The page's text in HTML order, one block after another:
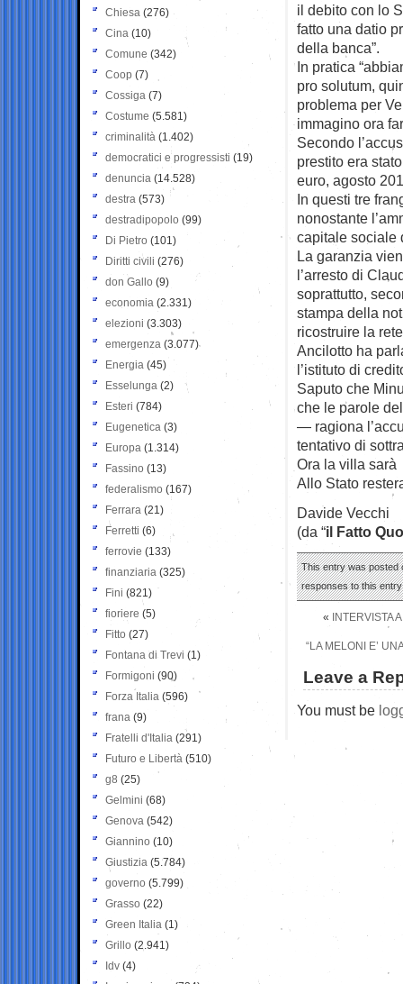
il debito con lo
fatto una datio
della banca”.
In pratica
pro solutum,
problema per
immagino ora
Secondo
prestito era
euro, agosto
In questi tre
nonostante
capitale sociale
La garanzia
l’arresto di
soprattutto,
stampa della
ricostruire la
Ancilotto ha
l’istituto di
Saputo che
che le parole
— ragiona
tentativo di
Ora la villa sarà
Allo Stato
Davide Vecchi
(da “il Fatto
This entry was posted
responses to this
« INTERVISTA
“LA MELONI E’
Leave a
You must be
Chiesa (276)
Cina (10)
Comune (342)
Coop (7)
Cossiga (7)
Costume (5.581)
criminalità (1.402)
democratici e progressisti (19)
denuncia (14.528)
destra (573)
destradipopolo (99)
Di Pietro (101)
Diritti civili (276)
don Gallo (9)
economia (2.331)
elezioni (3.303)
emergenza (3.077)
Energia (45)
Esselunga (2)
Esteri (784)
Eugenetica (3)
Europa (1.314)
Fassino (13)
federalismo (167)
Ferrara (21)
Ferretti (6)
ferrovie (133)
finanziaria (325)
Fini (821)
fioriere (5)
Fitto (27)
Fontana di Trevi (1)
Formigoni (90)
Forza Italia (596)
frana (9)
Fratelli d'Italia (291)
Futuro e Libertà (510)
g8 (25)
Gelmini (68)
Genova (542)
Giannino (10)
Giustizia (5.784)
governo (5.799)
Grasso (22)
Green Italia (1)
Grillo (2.941)
Idv (4)